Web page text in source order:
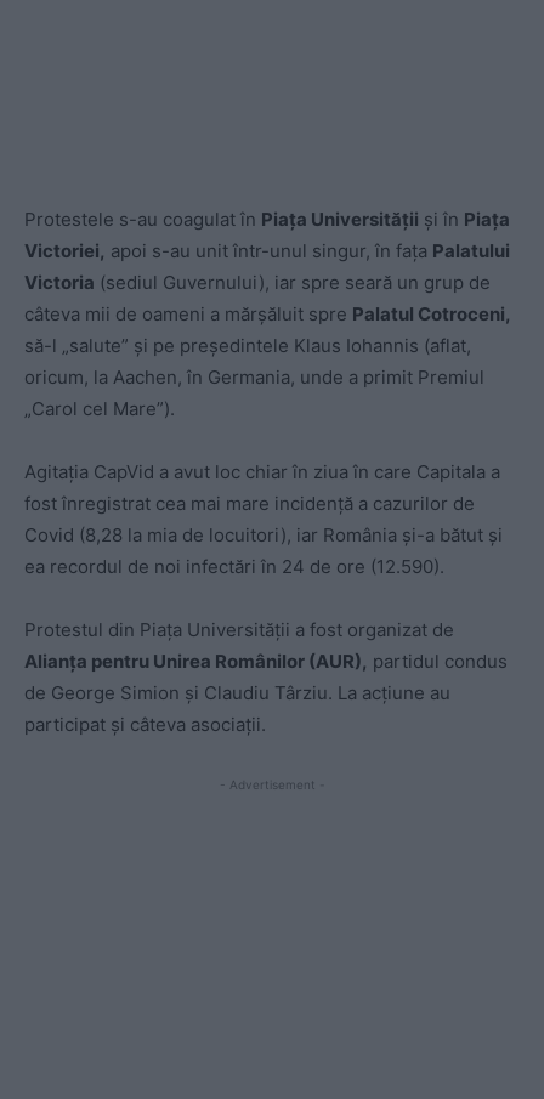
Protestele s-au coagulat în Piața Universității și în Piața
Victoriei, apoi s-au unit într-unul singur, în fața Palatului
Victoria (sediul Guvernului), iar spre seară un grup de
câteva mii de oameni a mărșăluit spre Palatul Cotroceni,
să-l „salute” și pe președintele Klaus Iohannis (aflat,
oricum, la Aachen, în Germania, unde a primit Premiul
„Carol cel Mare”).
Agitația CapVid a avut loc chiar în ziua în care Capitala a
fost înregistrat cea mai mare incidență a cazurilor de
Covid (8,28 la mia de locuitori), iar România și-a bătut și
ea recordul de noi infectări în 24 de ore (12.590).
Protestul din Piața Universității a fost organizat de
Alianța pentru Unirea Românilor (AUR), partidul condus
de George Simion și Claudiu Târziu. La acțiune au
participat și câteva asociații.
- Advertisement -